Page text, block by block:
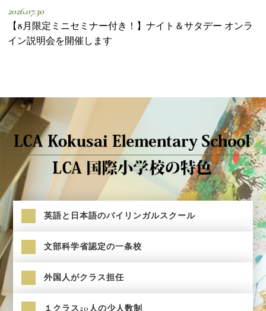
2026.07.30
【8月限定ミニセミナー付き！】ナイト＆サタデー オンラ
イン説明会を開催します
英語と日本語のバイリンガルスクール
文部科学省認定の一条校
外国人がクラス担任
１クラス20人の少人数制